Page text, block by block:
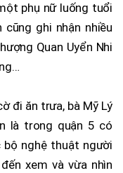
phụ nữ luống tuổi
ghi nhận nhiều
Quan Uyển Nhi
đi ăn trưa, bà Mỹ Lý
là trong quận 5 có
nghệ thuật người
xem và vừa nhìn